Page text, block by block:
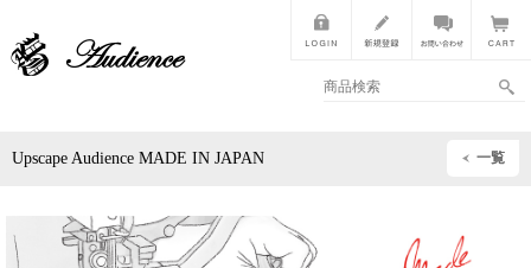
Upscape Audience MADE IN JAPAN 一覧